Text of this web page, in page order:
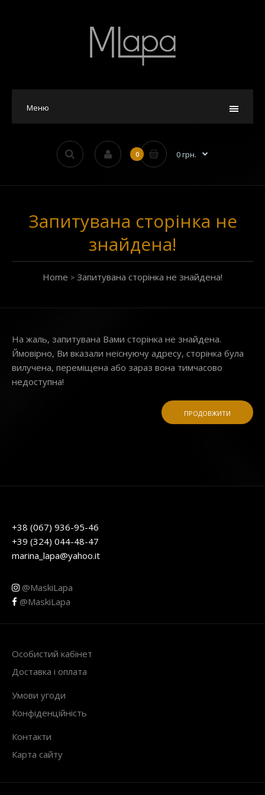
Меню
0 0 грн.
Запитувана сторінка не
знайдена!
Home Запитувана сторінка не знайдена!
На жаль, запитувана Вами сторінка не знайдена.
Ймовірно, Ви вказали неіснуючу адресу, сторінка була
вилучена, переміщена або зараз вона тимчасово
недоступна!
ПРОДОВЖИТИ
+38 (067) 936-95-46
+39 (324) 044-48-47
marina_lapa@yahoo.it
@MaskiLapa
@MaskiLapa
Особистий кабінет
Доставка і оплата
Умови угоди
Конфіденційність
Контакти
Карта сайту